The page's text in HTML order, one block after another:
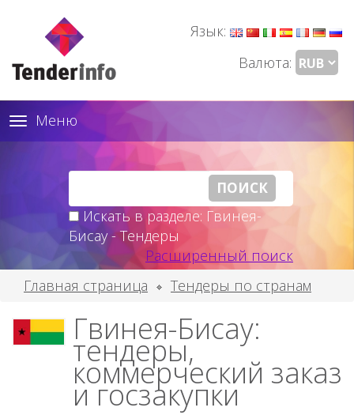
Язык:
Валюта:
Toggle
navigation
Меню
Искать в разделе: Гвинея-
Бисау - Тендеры
Расширенный поиск
Главная страница
Тендеры по странам
Гвинея-Бисау:
тендеры,
коммерческий заказ
и госзакупки